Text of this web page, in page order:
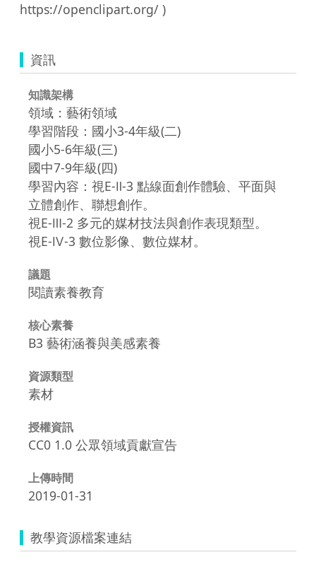
資訊
知識架構
領域：藝術領域
學習階段：國小3-4年級(二)
國小5-6年級(三)
國中7-9年級(四)
學習內容：視E-Ⅱ-3 點線面創作體驗、平面與
立體創作、聯想創作。
視E-Ⅲ-2 多元的媒材技法與創作表現類型。
視E-Ⅳ-3 數位影像、數位媒材。
議題
閱讀素養教育
核心素養
B3 藝術涵養與美感素養
資源類型
素材
授權資訊
CC0 1.0 公眾領域貢獻宣告
上傳時間
2019-01-31
教學資源檔案連結